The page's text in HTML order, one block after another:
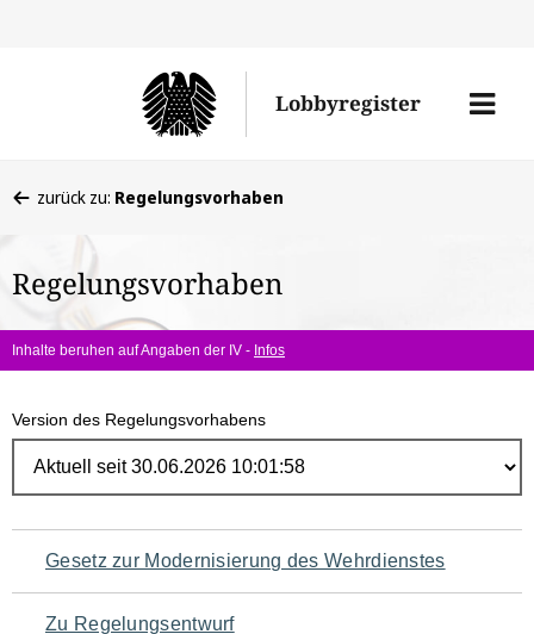
Lobbyregister
Menü
befinden
hier:
zurück zu: Regelungsvorhaben
Regelungsvorhaben
Inhalte beruhen auf Angaben der IV - Infos
Version des Regelungsvorhabens
Navigation
für
Gesetz zur Modernisierung des Wehrdienstes
Zu Regelungsentwurf